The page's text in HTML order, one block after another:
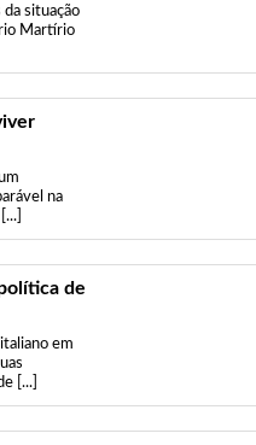
situação
Martírio
na
de
em
[...]